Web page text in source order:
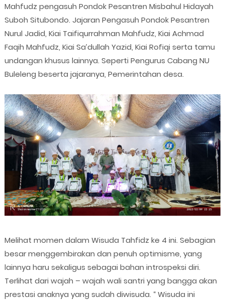
Mahfudz pengasuh Pondok Pesantren Misbahul Hidayah
Suboh Situbondo. Jajaran Pengasuh Pondok Pesantren
Nurul Jadid, Kiai Taifiqurrahman Mahfudz, Kiai Achmad
Faqih Mahfudz, Kiai Sa’dullah Yazid, Kiai Rofiqi serta tamu
undangan khusus lainnya. Seperti Pengurus Cabang NU
Buleleng beserta jajaranya, Pemerintahan desa.
Melihat momen dalam Wisuda Tahfidz ke 4 ini. Sebagian
besar menggembirakan dan penuh optimisme, yang
lainnya haru sekaligus sebagai bahan introspeksi diri.
Terlihat dari wajah – wajah wali santri yang bangga akan
prestasi anaknya yang sudah diwisuda. “ Wisuda ini